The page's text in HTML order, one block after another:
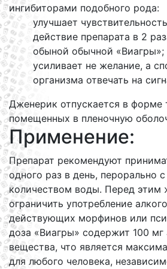
ингибиторами подобного рода:
улучшает
действие препарата в 2
обыной обычной «Виагры»;
усиливает не желание, а
организма отвечать на
Дженерик отпускается в форме
помещенных в пленочную
Применение:
Препарат рекомендуют
одного раз в день, перорально
количеством воды. Перед этим
ограничить употребление
действующих морфинов или
доза «Виагры» содержит 100 мг
вещества, что является
для любого человека,